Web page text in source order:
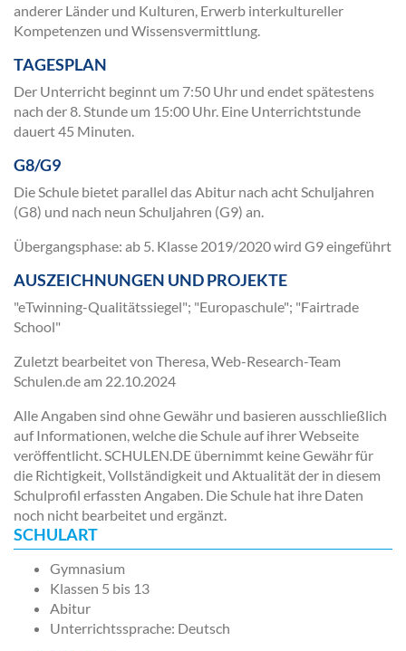
anderer Länder und Kulturen, Erwerb interkultureller
Kompetenzen und Wissensvermittlung.
TAGESPLAN
Der Unterricht beginnt um 7:50 Uhr und endet spätestens
nach der 8. Stunde um 15:00 Uhr. Eine Unterrichtstunde
dauert 45 Minuten.
G8/G9
Die Schule bietet parallel das Abitur nach acht Schuljahren
(G8) und nach neun Schuljahren (G9) an.
Übergangsphase: ab 5. Klasse 2019/2020 wird G9 eingeführt
AUSZEICHNUNGEN UND PROJEKTE
"eTwinning-Qualitätssiegel"; "Europaschule"; "Fairtrade
School"
Zuletzt bearbeitet von Theresa, Web-Research-Team
Schulen.de am 22.10.2024
Alle Angaben sind ohne Gewähr und basieren ausschließlich
auf Informationen, welche die Schule auf ihrer Webseite
veröffentlicht. SCHULEN.DE übernimmt keine Gewähr für
die Richtigkeit, Vollständigkeit und Aktualität der in diesem
Schulprofil erfassten Angaben. Die Schule hat ihre Daten
noch nicht bearbeitet und ergänzt.
SCHULART
Gymnasium
Klassen 5 bis 13
Abitur
Unterrichtssprache: Deutsch